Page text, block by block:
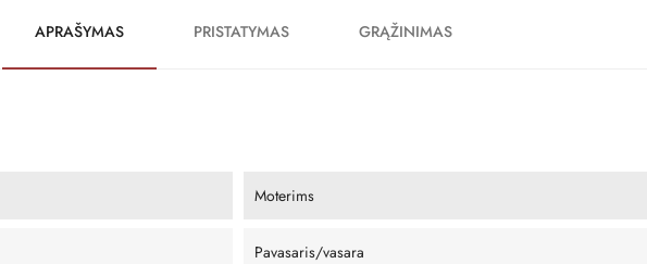
APRAŠYMAS PRISTATYMAS GRĄŽINIMAS
Moterims
Pavasaris/vasara